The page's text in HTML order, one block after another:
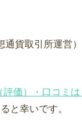
貨取引所運営）
価）・口コミ
と幸いです。